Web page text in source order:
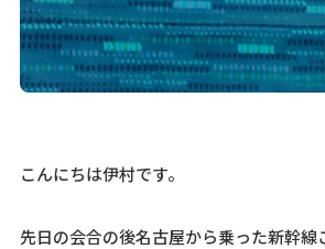
こんにちは伊村です。
先日の会合の後名古屋から乗った新幹線